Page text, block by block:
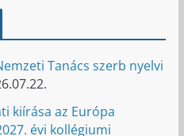
Tanács szerb nyelvi
kiírása az Európa
évi kollégiumi